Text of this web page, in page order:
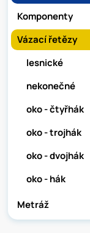
Komponenty
Vázací řetězy
lesnické
nekonečné
oko - čtyřhák
oko - trojhák
oko - dvojhák
oko - hák
Metráž